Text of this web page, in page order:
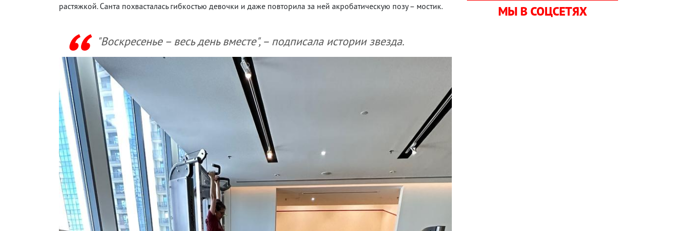
растяжкой. Санта похвасталась гибкостью девочки и даже повторила за ней акробатическую позу – мостик.
"Воскресенье – весь день вместе", – подписала истории звезда.
МЫ В СОЦСЕТЯХ